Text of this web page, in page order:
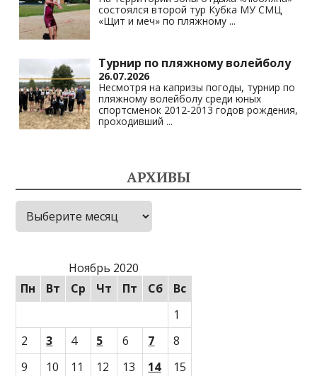
состоялся второй тур Кубка МУ СМЦ
«Щит и меч» по пляжному ...
Турнир по пляжному волейболу
26.07.2026
Несмотря на капризы погоды, турнир по
пляжному волейболу среди юных
спортсменок 2012-2013 годов рождения,
проходивший ...
АРХИВЫ
Архивы
Ноябрь 2020
Пн
Вт Ср Чт Пт Сб
Вс
1
2
3 4 5 6 7
8
9
10 11 12 13 14
15